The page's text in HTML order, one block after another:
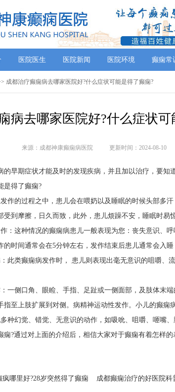
医院医生 医院新闻 医院环境 癫痫常
成都治疗癫痫病去哪家医院好?什么症状可能是得了癫痫?
病去哪家医院好?什么症状可
来源：成都神康癫痫病医院 更新时间：2024-08-10
的早期症状才能及时的发现疾病，并且加以治疗，要知
是得了癫痫?
作的过程之中，患儿会在喂奶以及睡眠的时候头部多
到摩擦，日久而致，此外，患儿烦躁不安，睡眠时易惊
：这种情况的癫痫病患儿一般表现为您：丧失意识、
的时间通常会在5分钟左右，发作结束后患儿通常会入睡
此类癫痫病发作时， 患儿则表现出毫无意识的咀嚼、
一侧口角、眼睑、手指、足趾或一侧面部，及肢体末
指至上肢扩展到对侧。病精神运动性发作。小儿的癫痫
种幻觉、错觉、无意识的动作，如吸吮、咀嚼、咂嘴、
痫?通过对上面的介绍后，相信大家对于癫痫有着怎样
疯哪里好?28岁突然得了癫痫
成都癫痫治疗的好医院